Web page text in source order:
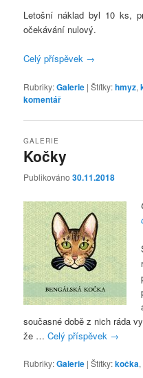
Letošní náklad byl 10 ks,
očekávání nulový.
Celý příspěvek →
Rubriky:Galerie |Štítky:hmyz,
komentář
Kočky
GALERIE
Publikováno30.11.2018
současné době z nich ráda
že …Celý příspěvek →
Rubriky:Galerie |Štítky:kočka,